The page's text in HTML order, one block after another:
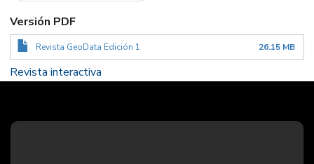
Versión PDF
Revista GeoData Edición 1 26.15 MB
Revista interactiva